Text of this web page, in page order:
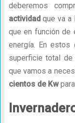
deberemos
actividadque va a
que en función de
energía. En
superficie total de
que vamos a
cientos de Kw